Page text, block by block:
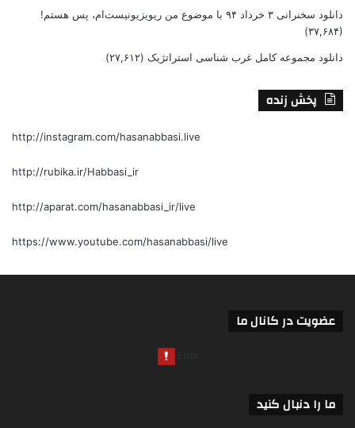
دانلود سخنرانی ۳ خرداد ۹۴ با موضوع من ریویزیونیست‌ام، پس هستم!
(۳۷,۶۸۴)
دانلود مجموعه کامل غرب شناسی استراتژیک (۲۷,۶۱۲)
پخش زنده
http://instagram.com/hasanabbasi.live
http://rubika.ir/Habbasi_ir
http://aparat.com/hasanabbasi_ir/live
https://www.youtube.com/hasanabbasi/live
عضویت در کانال ما
ما را دنبال کنید